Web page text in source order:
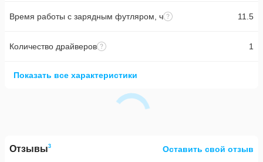
Время работы с зарядным футляром, ч 11.5
Количество драйверов 1
Показать все характеристики
Отзывы3 Оставить свой отзыв